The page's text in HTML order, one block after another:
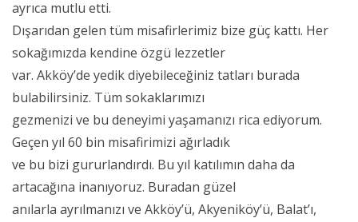
ayrıca mutlu etti.
Dışarıdan gelen tüm misafirlerimiz bize güç kattı. Her
sokağımızda kendine özgü lezzetler
var. Akköy’de yedik diyebileceğiniz tatları burada
bulabilirsiniz. Tüm sokaklarımızı
gezmenizi ve bu deneyimi yaşamanızı rica ediyorum.
Geçen yıl 60 bin misafirimizi ağırladık
ve bu bizi gururlandırdı. Bu yıl katılımın daha da
artacağına inanıyoruz. Buradan güzel
anılarla ayrılmanızı ve Akköy’ü, Akyeniköy’ü, Balat’ı,